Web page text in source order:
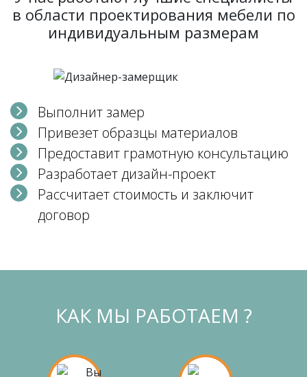
в области проектирования мебели по
индивидуальным размерам
Выполнит замер
Привезет образцы материалов
Предоставит грамотную консультацию
Разработает дизайн-проект
Рассчитает стоимость и заключит
договор
КАК МЫ РАБОТАЕМ ?